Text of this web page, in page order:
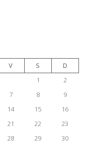
V S
D
1
2
7 8
9
14 15
16
21 22
23
28 29 30